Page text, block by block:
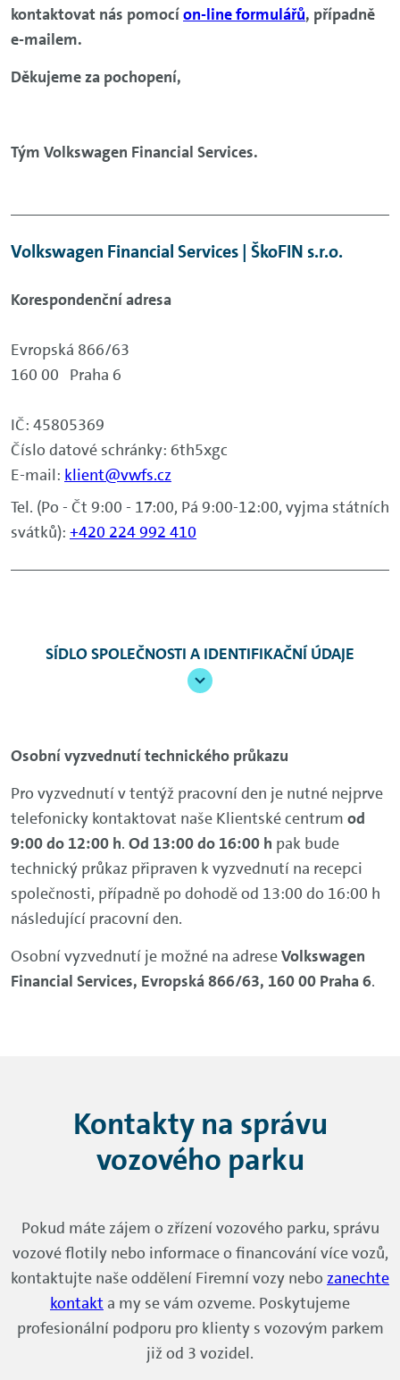
kontaktovat nás pomocíon-line formulářů, případně
e-mailem.
Děkujeme za pochopení,
Tým Volkswagen Financial Services.
Volkswagen Financial Services | ŠkoFIN s.r.o.
Korespondenční adresa
Evropská 866/63
160 00 Praha 6
IČ: 45805369
Číslo datové schránky: 6th5xgc
E-mail: klient@vwfs.cz
Tel. (Po - Čt 9:00 - 17:00, Pá 9:00-12:00, vyjma státních
svátků): +420 224 992 410
SÍDLO SPOLEČNOSTI A IDENTIFIKAČNÍ ÚDAJE
Sídlo společnosti a identifikační
údaje
ŠkoFIN s.r.o.
Sídlo společnosti
IČ: 45805369
Společnost je zapsána v obchodním rejstříku u
Osobní vyzvednutí technického průkazu
Pro vyzvednutí v tentýž pracovní den je nutné nejprve
telefonicky kontaktovat naše Klientské centrum od
9:00 do 12:00 h. Od 13:00 do 16:00 h pak bude
technický průkaz připraven k vyzvednutí na recepci
společnosti, případně po dohodě od 13:00 do 16:00 h
následující pracovní den.
Osobní vyzvednutí je možné na adreseVolkswagen
Financial Services, Evropská 866/63, 160 00 Praha 6.
Kontakty na správu
vozového parku
Pokud máte zájem o zřízení vozového parku, správu
vozové flotily nebo informace o financování více vozů,
kontaktujte naše oddělení Firemní vozy nebo zanechte
kontakt a my se vám ozveme. Poskytujeme
profesionální podporu pro klienty s vozovým parkem
již od 3 vozidel.